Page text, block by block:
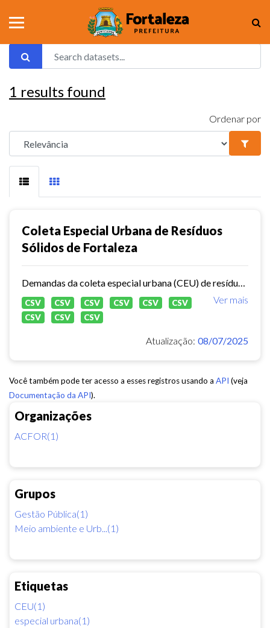
Organizações
ACFOR(1)
Grupos
Gestão Pública(1)
Meio ambiente e Urb...(1)
Etiquetas
CEU(1)
especial urbana(1)
1 results found
Ordenar por
Coleta Especial Urbana de Resíduos
Sólidos de Fortaleza
Ver mais
CSV CSV CSV CSV CSV
CSV
CSV
CSV CSV
Atualização: 08/07/2025
Você também pode ter acesso a esses registros usando a API (veja
Documentação da API).